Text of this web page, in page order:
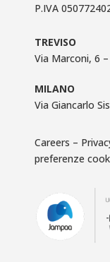
P.IVA
TREVISO
Via Marconi, 6
MILANO
Via Giancarlo
Careers –
preferenze